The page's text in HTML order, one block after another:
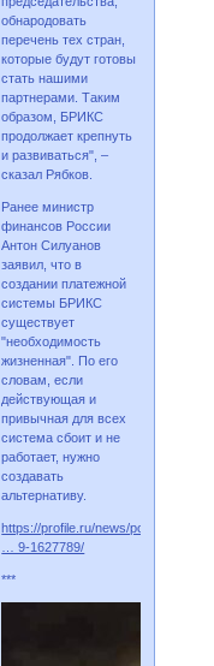
обнародовать
перечень тех стран,
которые будут готовы
стать нашими
партнерами. Таким
образом, БРИКС
продолжает крепнуть
и развиваться", –
сказал Рябков.
Ранее министр
финансов России
Антон Силуанов
заявил, что в
создании платежной
системы БРИКС
существует
"необходимость
жизненная". По его
словам, если
действующая и
привычная для всех
система сбоит и не
работает, нужно
создавать
альтернативу.
https://profile.ru/news/politics/ryabko
… 9-1627789/
***